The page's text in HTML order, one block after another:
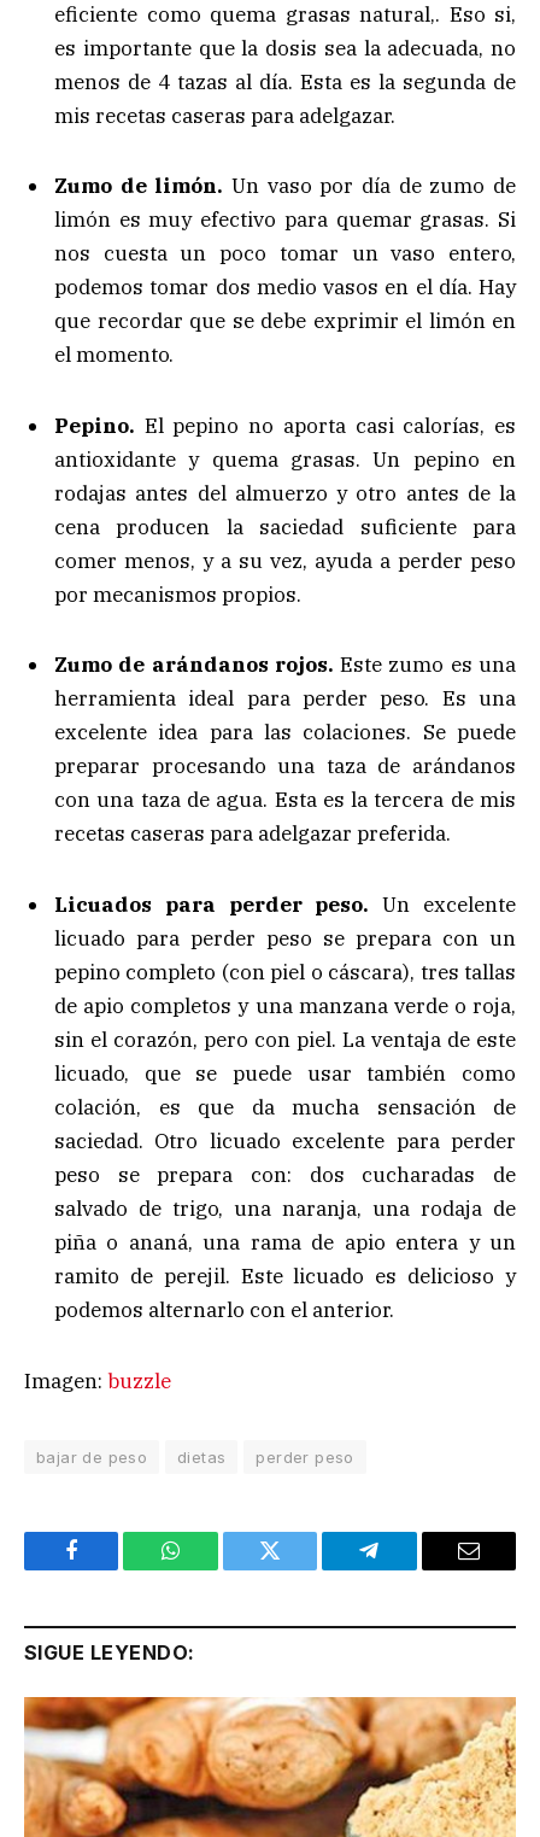
eficiente como quema grasas natural,. Eso si,
es importante que la dosis sea la adecuada, no
menos de 4 tazas al día. Esta es la segunda de
mis recetas caseras para adelgazar.
Zumo de limón. Un vaso por día de zumo de
limón es muy efectivo para quemar grasas. Si
nos cuesta un poco tomar un vaso entero,
podemos tomar dos medio vasos en el día. Hay
que recordar que se debe exprimir el limón en
el momento.
Pepino. El pepino no aporta casi calorías, es
antioxidante y quema grasas. Un pepino en
rodajas antes del almuerzo y otro antes de la
cena producen la saciedad suficiente para
comer menos, y a su vez, ayuda a perder peso
por mecanismos propios.
Zumo de arándanos rojos. Este zumo es una
herramienta ideal para perder peso. Es una
excelente idea para las colaciones. Se puede
preparar procesando una taza de arándanos
con una taza de agua. Esta es la tercera de mis
recetas caseras para adelgazar preferida.
Licuados para perder peso. Un excelente
licuado para perder peso se prepara con un
pepino completo (con piel o cáscara), tres tallas
de apio completos y una manzana verde o roja,
sin el corazón, pero con piel. La ventaja de este
licuado, que se puede usar también como
colación, es que da mucha sensación de
saciedad. Otro licuado excelente para perder
peso se prepara con: dos cucharadas de
salvado de trigo, una naranja, una rodaja de
piña o ananá, una rama de apio entera y un
ramito de perejil. Este licuado es delicioso y
podemos alternarlo con el anterior.
Imagen: buzzle
bajar de peso dietas perder peso
Facebook WhatsApp Twitter Telegram Email
SIGUE LEYENDO: